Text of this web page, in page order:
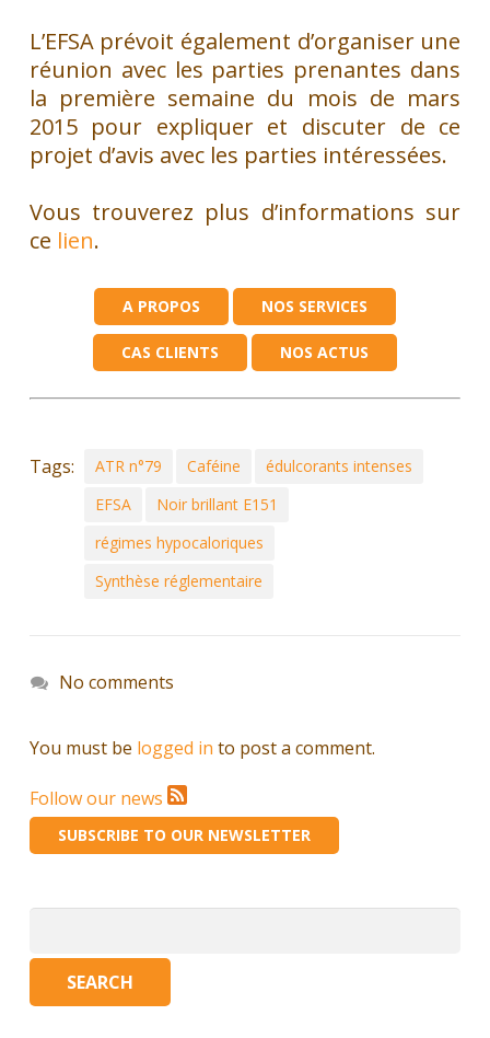
L’EFSA prévoit également d’organiser une
réunion avec les parties prenantes dans
la première semaine du mois de mars
2015 pour expliquer et discuter de ce
projet d’avis avec les parties intéressées.
Vous trouverez plus d’informations sur
ce lien.
A PROPOS NOS SERVICES
CAS CLIENTS NOS ACTUS
Tags: ATR n°79 Caféine
édulcorants intenses
EFSA
Noir brillant E151
régimes hypocaloriques
Synthèse réglementaire
No comments
You must be logged in to post a comment.
Follow our news
SUBSCRIBE TO OUR NEWSLETTER